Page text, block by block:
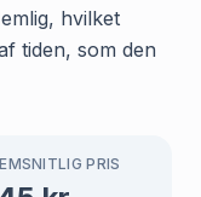
hvilket
tiden, som den
PRIS